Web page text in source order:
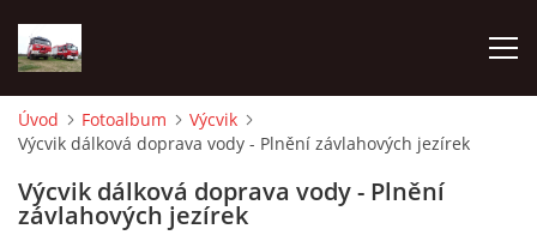
TECHNIKA
HISTORIE
Úvod Fotoalbum
Výcvik
Výcvik dálková doprava vody - Plnění závlahových jezírek
Výcvik dálková doprava vody - Plnění
závlahových jezírek